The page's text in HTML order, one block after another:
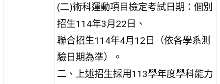
(二)術科運動項目檢定考試日期：個別
招生114年3月22日、
聯合招生114年4月12日（依各學系測
驗日期為準）。
二、上述招生採用113學年度學科能力